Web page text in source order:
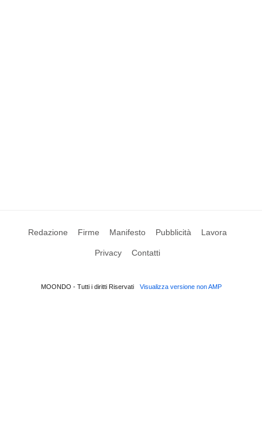
Redazione Firme Manifesto Pubblicità Lavora
Privacy Contatti
MOONDO - Tutti i diritti Riservati Visualizza versione non AMP